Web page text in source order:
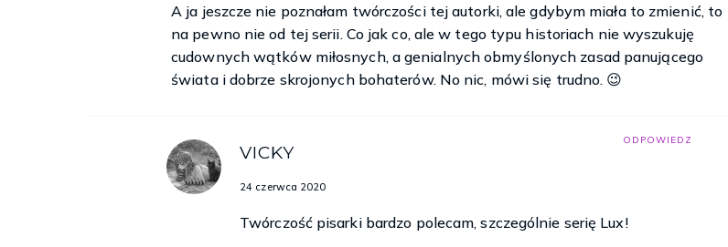
A ja jeszcze nie poznałam twórczości tej autorki, ale gdybym miała to zmienić, to
na pewno nie od tej serii. Co jak co, ale w tego typu historiach nie wyszukuję
cudownych wątków miłosnych, a genialnych obmyślonych zasad panującego
świata i dobrze skrojonych bohaterów. No nic, mówi się trudno. 😉
ODPOWIEDZ
VICKY
24 czerwca 2020
Twórczość pisarki bardzo polecam, szczególnie serię Lux!